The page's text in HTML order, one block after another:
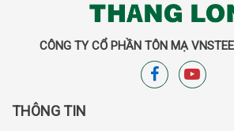
CÔNG TY CỔ PHẦN TÔN MẠ
THÔNG TIN